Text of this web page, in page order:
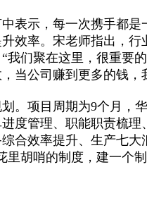
表示，每一次携手都
效率。宋老师指出，
我们聚在这里，很重要
当公司赚到更多的钱
。项目周期为9个月，
度管理、职能职责梳
合效率提升、生产七
里胡哨的制度，建一个